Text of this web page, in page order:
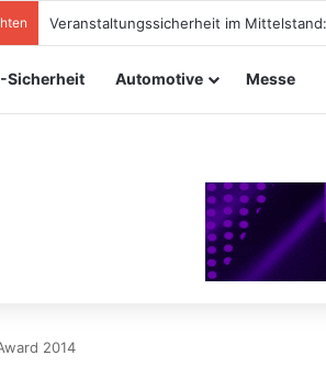
Veranstaltungssicherheit im
Sicherheit Automotive Messe
2014